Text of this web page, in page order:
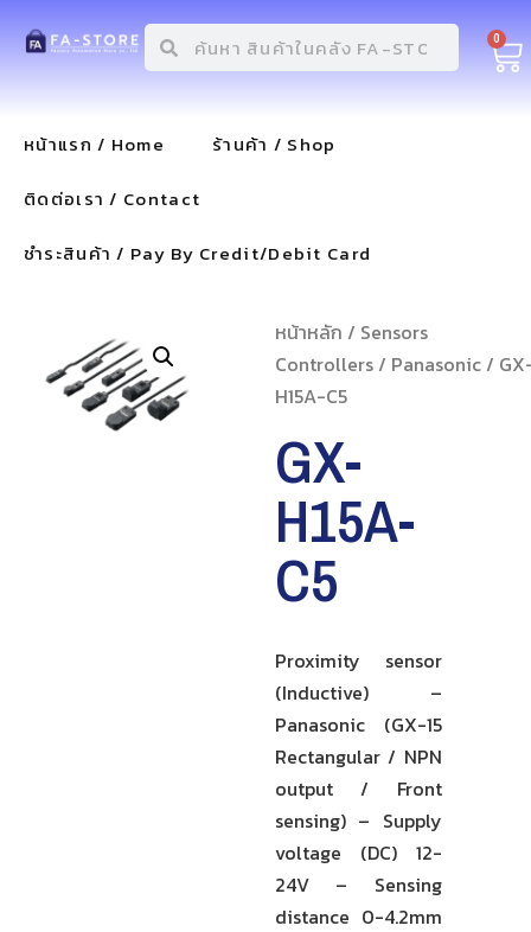
0
หน้าแรก / Home
ร้านค้า / Shop
ติดต่อเรา / Contact
ชำระสินค้า / Pay By Credit/Debit Card
หน้าหลัก / Sensors
Controllers/ Panasonic/
H15A-C5
GX-
H15A-
C5
Proximity sensor
(Inductive) –
Panasonic (GX-15
Rectangular / NPN
output / Front
sensing) – Supply
voltage (DC) 12-
24V – Sensing
distance 0-4.2mm